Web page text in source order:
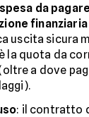
da pagare
uscita sicura
la quota da
a dove
: il contratto